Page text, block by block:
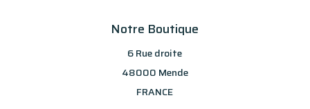
Notre Boutique
6 Rue droite
48000 Mende
FRANCE